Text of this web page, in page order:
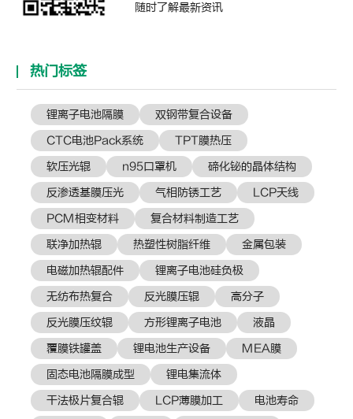
随时了解最新资讯
热门标签
锂离子电池隔膜
双钢带复合设备
CTC电池Pack系统
TPT膜热压
软压光辊
n95口罩机
碲化铋的晶体结构
反渗透基膜压光
气相防锈工艺
LCP天线
PCM相变材料
复合材料制造工艺
联净加热辊
热塑性树脂纤维
金属包装
电磁加热辊配件
锂离子电池硅负极
无纺布热复合
反光膜压辊
高分子
反光膜压纹辊
方形锂离子电池
液晶
覆膜铁罐盖
锂电池生产设备
MEA膜
固态电池隔膜成型
锂电集流体
干法极片复合辊
LCP薄膜加工
电池寿命